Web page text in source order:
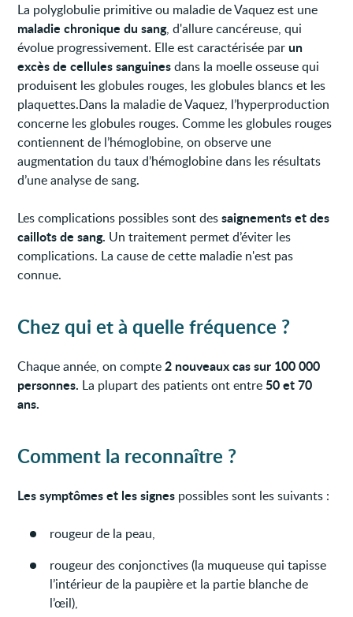
La polyglobulie primitive ou maladie de Vaquez est une
maladie chronique du sang, d'allure cancéreuse, qui
évolue progressivement. Elle est caractérisée par un
excès de cellules sanguinesdans la moelle osseuse qui
produisent les globules rouges, les globules blancs et les
plaquettes.Dans la maladie de Vaquez, l’hyperproduction
concerne les globules rouges. Comme les globules rouges
contiennent de l’hémoglobine, on observe une
augmentation du taux d’hémoglobine dans les résultats
d’une analyse de sang.
Les complications possibles sont dessaignements et des
caillots de sang. Un traitement permet d’éviter les
complications. La cause de cette maladie n'est pas
connue.
Chez qui et à quelle fréquence ?
Chaque année, on compte2 nouveaux cas sur 100 000
personnes. La plupart des patients ont entre50 et 70
ans.
Comment la reconnaître ?
Les symptômeset les signes possibles sont les suivants :
rougeur de la peau,
rougeur des conjonctives (la muqueuse qui tapisse
l’intérieur de la paupière et la partie blanche de
l’œil),